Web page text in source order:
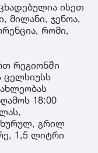
ისეთ
მილანი, ჯენოა,
რომი,
რეგიონში
ცელსიუსს
18:00
გრილ
1,5 ლიტრი